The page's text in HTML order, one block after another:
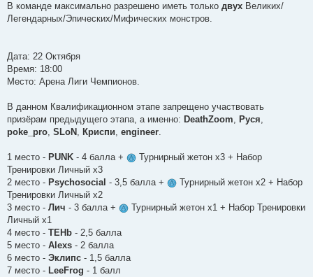
В команде максимально разрешено иметь только двух Великих/
Легендарных/Эпических/Мифических монстров.
Дата: 22 Октября
Время: 18:00
Место: Арена Лиги Чемпионов.
В данном Квалификационном этапе запрещено участвовать
призёрам предыдущего этапа, а именно: DeathZoom, Руся,
poke_pro, SLoN , Криспи, engineer.
1 место - PUNK - 4 балла +
Турнирный жетон х3 + Набор
Тренировки Личный х3
2 место - Psychosocial - 3,5 балла +
Турнирный жетон х2 + Набор
Тренировки Личный х2
3 место - Лич - 3 балла +
Турнирный жетон х1 + Набор Тренировки
Личный х1
4 место - TEHb - 2,5 балла
5 место - Alexs - 2 балла
6 место - Эклипс - 1,5 балла
7 место - LeeFrog - 1 балл